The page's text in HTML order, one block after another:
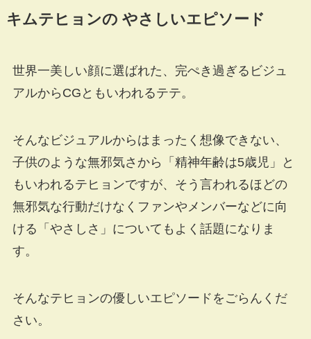
キムテヒョンの やさしいエピソード
世界一美しい顔に選ばれた、完ぺき過ぎるビジュ
アルからCGともいわれるテテ。
そんなビジュアルからはまったく想像できない、
子供のような無邪気さから「精神年齢は5歳児」と
もいわれるテヒョンですが、そう言われるほどの
無邪気な行動だけなくファンやメンバーなどに向
ける「やさしさ」についてもよく話題になりま
す。
そんなテヒョンの優しいエピソードをごらんくだ
さい。